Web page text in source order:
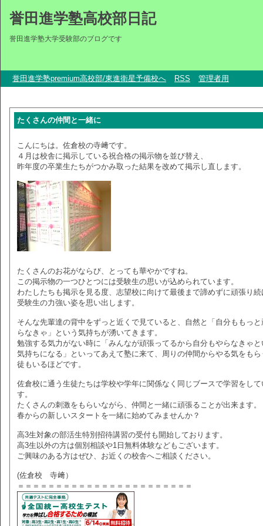
誉田進学塾高校部日記
誉田進学塾大学受験部のブログです
誉田進学塾premium高校部/東進衛星予備校へ RSS 管理者用
たくさんの仲間と一緒に
こんにちは。佐倉校の寺﨑です。
４月は校舎に掲示している祝合格の掲示物を並び替え、
昨年度の卒業生たちがつかみ取った結果を改めて掲示し直します。
たくさんのお花がならび、とっても華やかですね。
この掲示物の一つひとつには受験生の思いが込められています。
わたしたちも掲示を見る度、志望校に向けて最後まで諦めずに頑張り続
受験生の力強い姿を思い出します。
そんな先輩達の背中をずっと近くで見ていると、自然と「自分ももっと
らなきゃ」という気持ちが湧いてきます。
勉強する気力がない時に「みんなが頑張ってるから自分もやらなきゃと
気持ちになる」といってあえて塾に来て、周りの仲間からやる気をもら
徒もいるほどです。
佐倉校に通う生徒たちは学校や学年に関係なく同じブースで学習をして
す。
たくさんの刺激をもらいながら、仲間と一緒に頑張ることが出来ます。
春からの新しいスタートを一緒に始めてみませんか？
高3生対象の部活生特別招待講習の受付も開始しております。
高3生以外の方は個別相談や1日無料体験などもございます。
ご興味のある方はぜひ、お近くの校舎へご相談ください。
(佐倉校 寺﨑）
＝＝＝＝＝＝＝＝＝＝＝＝＝＝＝＝＝＝＝＝＝＝＝